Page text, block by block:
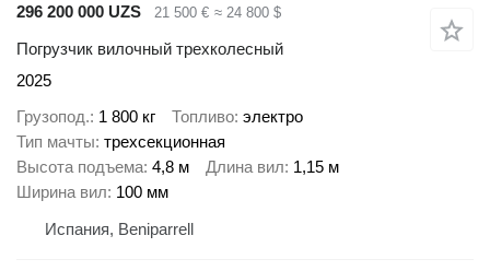
296 200 000 UZS
21 500 € ≈ 24 800 $
Погрузчик вилочный трехколесный
2025
Грузопод. 1 800 кг Топливо электро
Тип мачты трехсекционная
Высота подъема 4,8 м Длина вил 1,15 м
Ширина вил 100 мм
Испания, Beniparrell